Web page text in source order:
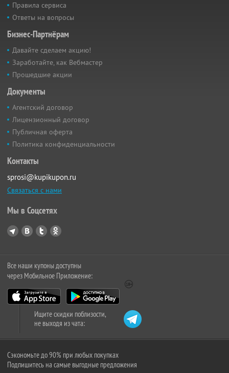
Правила сервиса
Ответы на вопросы
Бизнес-Партнёрам
Давайте сделаем акцию!
Заработайте, как Вебмастер
Прошедшие акции
Документы
Агентский договор
Лицензионный договор
Публичная оферта
Политика конфиденциальности
Контакты
sprosi@kupikupon.ru
Связаться с нами
Мы в Соцсетях
Все наши купоны доступны
через Мобильное Приложение:
Ищите скидки поблизости,
не выходя из чата:
Сэкономьте до 90% при любых покупках
Подпишитесь на самые выгодные предложения